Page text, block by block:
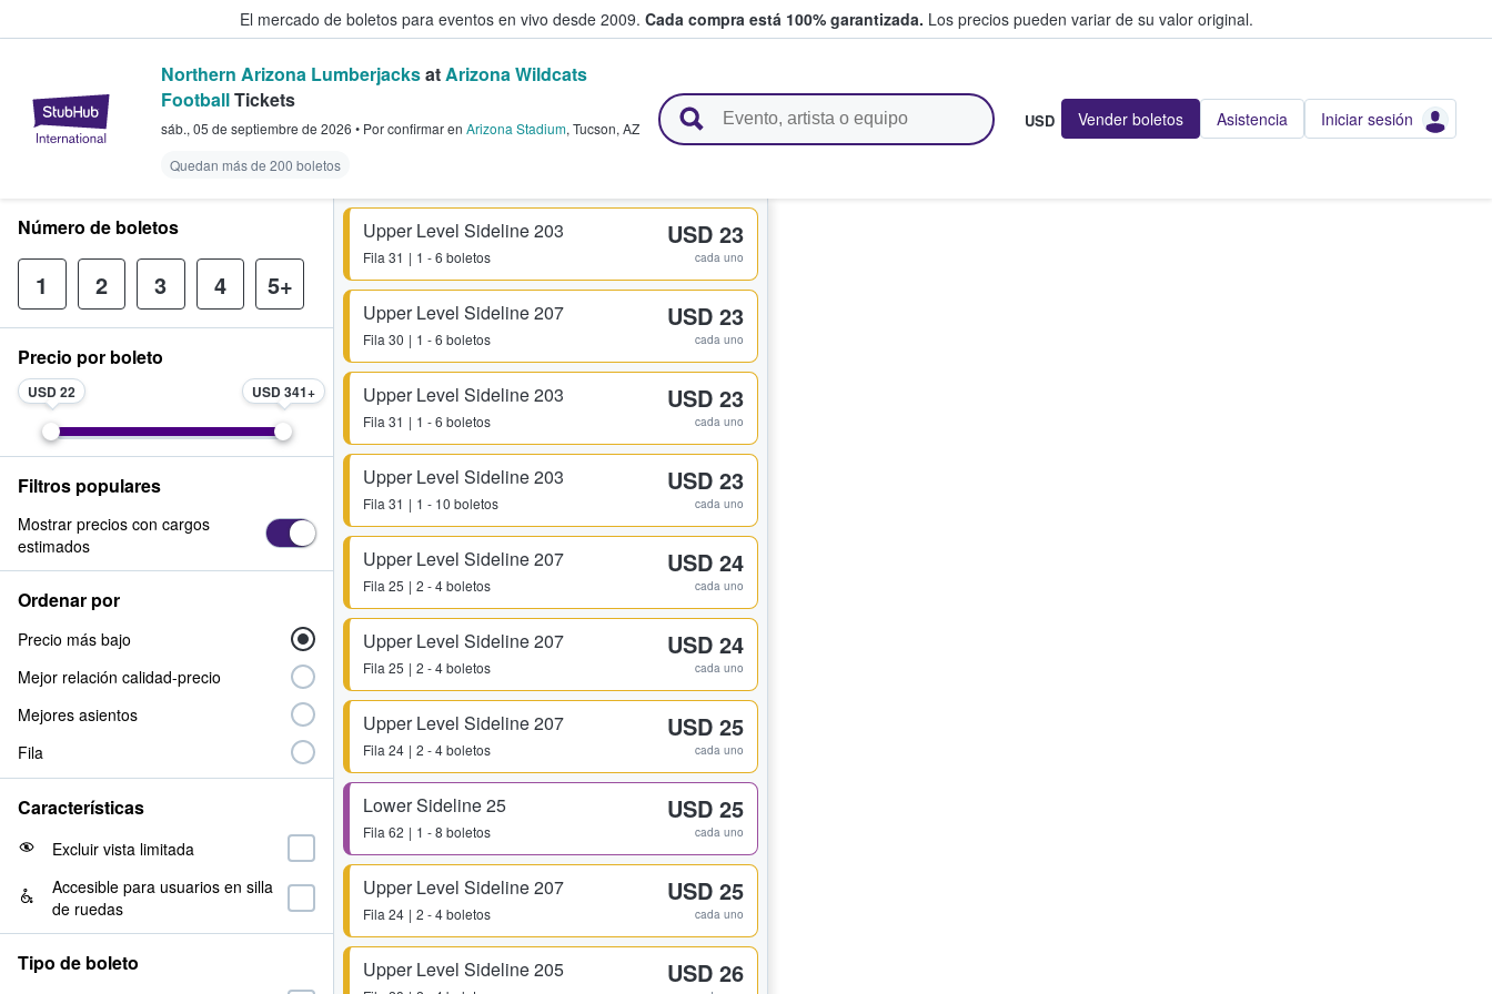
El mercado de boletos para eventos en vivo desde 2009. Cada compra está 100% garantizada. Los precios pueden variar de su valor original.
StubHub: donde los fans compran y venden boletos
Northern Arizona LumberjacksatArizona Wildcats
FootballTickets
sáb., 05 de septiembre de 2026 • Por confirmaren Arizona Stadium, Tucson, AZ
Quedan más de 200 boletos
USD Vender boletos Asistencia Iniciar sesión
Upper Level Sideline 203
Fila 31 1 - 6 boletos
USD 23
cada uno
Upper Level Sideline 207
Fila 30 1 - 6 boletos
USD 23
cada uno
Upper Level Sideline 203
Fila 31 1 - 6 boletos
USD 23
cada uno
Upper Level Sideline 203
Fila 31 1 - 10 boletos
USD 23
cada uno
Upper Level Sideline 207
Fila 25 2 - 4 boletos
USD 24
cada uno
Upper Level Sideline 207
Fila 25 2 - 4 boletos
USD 24
cada uno
Upper Level Sideline 207
Fila 24 2 - 4 boletos
USD 25
cada uno
Lower Sideline 25
Fila 62 1 - 8 boletos
USD 25
cada uno
Upper Level Sideline 207
Fila 24 2 - 4 boletos
USD 25
cada uno
Upper Level Sideline 205 USD 26
Número de boletos
1 2 3 4 5+
Precio por boleto
USD 22 USD 341
Filtros populares
Mostrar precios con cargos
estimados
Ordenar por
Precio más bajo
Mejor relación calidad-precio
Mejores asientos
Fila
Características
Excluir vista limitada
Accesible para usuarios en silla
de ruedas
Tipo de boleto